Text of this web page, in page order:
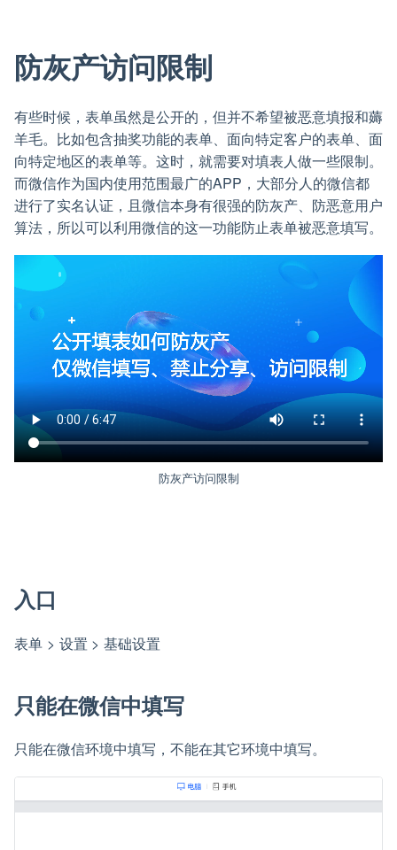
防灰产访问限制
有些时候，表单虽然是公开的，但并不希望被恶意填报和薅
羊毛。比如包含抽奖功能的表单、面向特定客户的表单、面
向特定地区的表单等。这时，就需要对填表人做一些限制。
而微信作为国内使用范围最广的APP，大部分人的微信都
进行了实名认证，且微信本身有很强的防灰产、防恶意用户
算法，所以可以利用微信的这一功能防止表单被恶意填写。
防灰产访问限制
入口
表单 > 设置 > 基础设置
只能在微信中填写
只能在微信环境中填写，不能在其它环境中填写。